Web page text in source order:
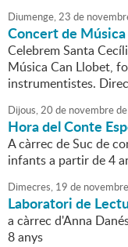
Diumenge,23 de
Concert de
Celebrem Santa
Música Can Llobet,
instrumentistes.
Dijous,20 de novembrede
Hora del Conte
A càrrec de Suc de
infants a partir de 4
Dimecres, 19 de novembre
Laboratori de
a càrrec d'Anna
8 anys